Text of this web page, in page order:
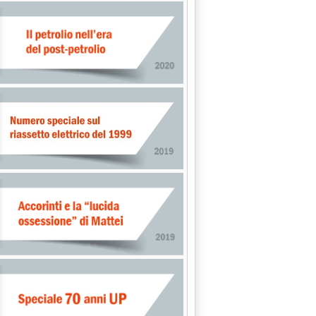
(Treviso) vuole un impianto'
16.29.
a Brescia'
2019 alle 15.22.